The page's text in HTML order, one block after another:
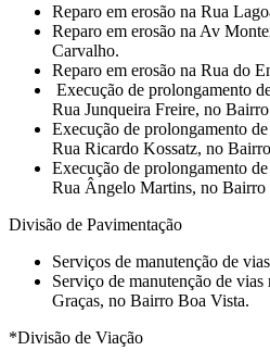
⁠Reparo em erosão na Rua
Reparo em erosão na Av
Carvalho.
Reparo em erosão na Rua do
Execução de prolongamento
Rua Junqueira Freire, no
⁠Execução de prolongamento
Rua Ricardo Kossatz, no
⁠Execução de prolongamento
Rua Ângelo Martins, no Bairro
Divisão de Pavimentação
Serviços de manutenção de
Serviço de manutenção de
Graças, no Bairro Boa Vista.
*Divisão de Viação